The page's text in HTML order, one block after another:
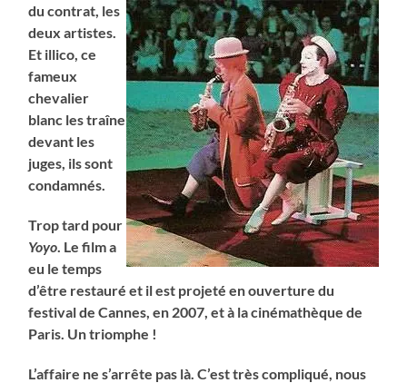
du contrat, les
deux artistes.
Et illico, ce
fameux
chevalier
blanc les traîne
devant les
juges, ils sont
condamnés.
Trop tard pour
Yoyo . Le film a
eu le temps
d’être restauré et il est projeté en ouverture du
festival de Cannes, en 2007, et à la cinémathèque de
Paris. Un triomphe !
L’affaire ne s’arrête pas là. C’est très compliqué, nous